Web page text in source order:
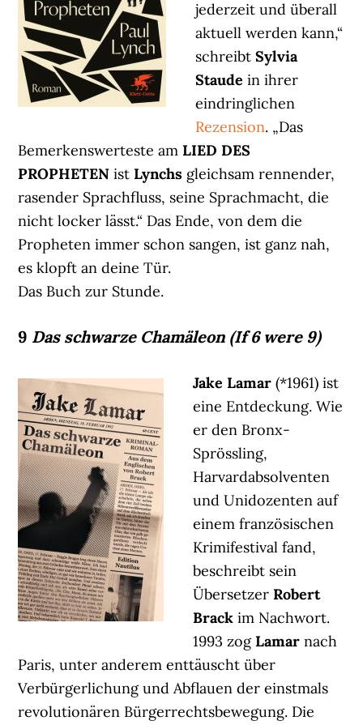
jederzeit und überall
aktuell werden kann,“
schreibtSylvia
Staude in ihrer
eindringlichen
Rezension. „Das
Bemerkenswerteste amLIED DES
PROPHETEN istLynchs gleichsam rennender,
rasender Sprachfluss, seine Sprachmacht, die
nicht locker lässt.“ Das Ende, von dem die
Propheten immer schon sangen, ist ganz nah,
es klopft an deine Tür.
Das Buch zur Stunde.
9 Das schwarze Chamäleon (If 6 were 9)
Jake Lamar (*1961) ist
eine Entdeckung. Wie
er den Bronx-
Sprössling,
Harvardabsolventen
und Unidozenten auf
einem französischen
Krimifestival fand,
beschreibt sein
ÜbersetzerRobert
Brackim Nachwort.
1993 zogLamar nach
Paris, unter anderem enttäuscht über
Verbürgerlichung und Abflauen der einstmals
revolutionären Bürgerrechtsbewegung. Die